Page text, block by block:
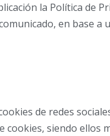
la Política de
en base a
de redes
siendo ellos